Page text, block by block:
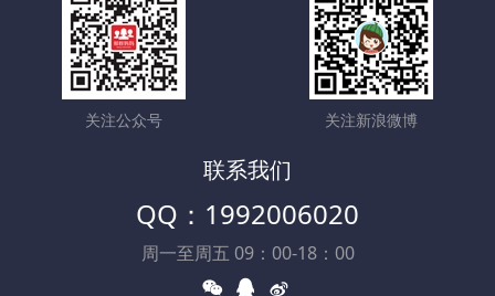
关注公众号 关注新浪微博
联系我们
QQ：1992006020
周一至周五 09：00-18：00